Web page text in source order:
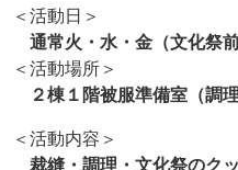
＜活動日＞
通常火・水・金（文化祭
＜活動場所＞
２棟１階被服準備室（調理
＜活動内容＞
裁縫・調理・文化祭のク